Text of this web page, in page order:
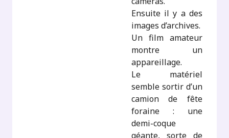
Ensuite il y a des
images d’archives.
Un film amateur
montre un
appareillage.
Le matériel
semble sortir d’un
camion de fête
foraine : une
demi-coque
géante, sorte de